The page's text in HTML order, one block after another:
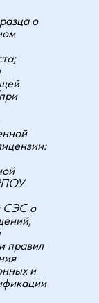
о
СЭС о
правил
и